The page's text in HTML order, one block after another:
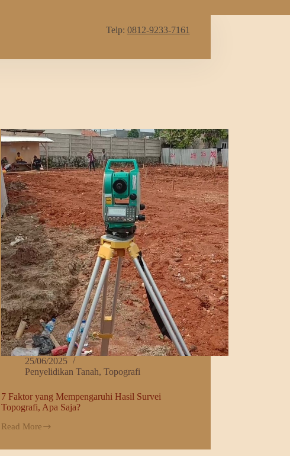
Telp: 0812-9233-7161
25/06/2025
Penyelidikan Tanah,Topografi
7 Faktor yang Mempengaruhi Hasil Survei
Topografi, Apa Saja?
Read More
7
yang